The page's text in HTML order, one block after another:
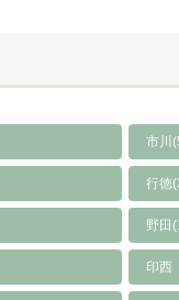
市川
行徳
野田
印西